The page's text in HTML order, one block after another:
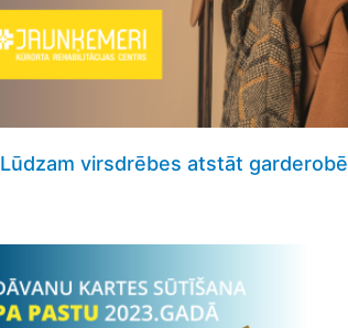
Lūdzam virsdrēbes atstāt garderobē